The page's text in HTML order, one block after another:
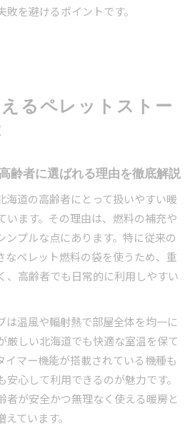
を避けるポイントです。
るペレットストー
齢者に選ばれる理由を徹底解説
海道の高齢者にとって扱いやすい暖
います。その理由は、燃料の補充や
ンプルな点にあります。特に従来の
なペレット燃料の袋を使うため、重
、高齢者でも日常的に利用しやすい
は温風や輻射熱で部屋全体を均一に
厳しい北海道でも快適な室温を保て
イマー機能が搭載されている機種も
心して利用できるのが魅力です。
者が安全かつ無理なく使える暖房と
ています。